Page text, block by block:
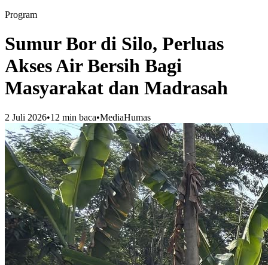
Program
Sumur Bor di Silo, Perluas
Akses Air Bersih Bagi
Masyarakat dan Madrasah
2 Juli 2026•12 min baca•MediaHumas